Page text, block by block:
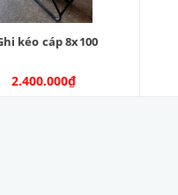
kéo cáp 8x100
2.400.000₫